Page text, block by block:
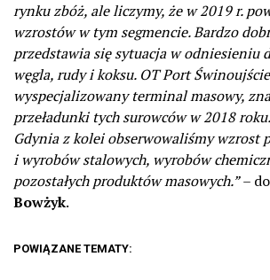
rynku zbóż, ale liczymy, że w 2019 r.
wzrostów w tym segmencie. Bardzo
przedstawia się sytuacja w odniesieniu
węgla, rudy i koksu. OT Port
wyspecjalizowany terminal masowy,
przeładunki tych surowców w 2018
Gdynia z kolei obserwowaliśmy wzrost
i wyrobów stalowych, wyrobów
pozostałych produktów masowych.”–
Bowżyk.
POWIĄZANE TEMATY: